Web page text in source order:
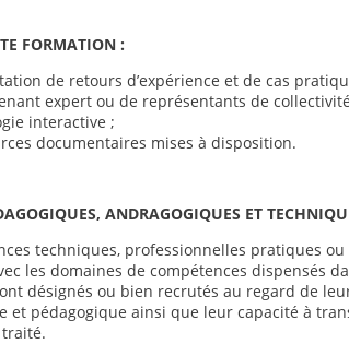
FORMATION :
de retours d’expérience et de cas
expert ou de représentants de
interactive ;
documentaires mises à disposition.
ANDRAGOGIQUES ET
techniques, professionnelles pratiques
les domaines de compétences dispensés
désignés ou bien recrutés au regard de
et pédagogique ainsi que leur capacité à